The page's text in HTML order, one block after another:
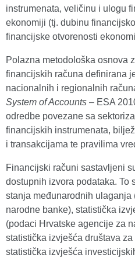
instrumenata, veličinu i ulogu
ekonomiji (tj. dubinu
financijske otvorenosti
Polazna metodološka osnova
financijskih računa definirana
nacionalnih i regionalnih
System of Accounts – ESA
odredbe povezane sa
financijskih instrumenata,
i transakcijama te pravilima
Financijski računi sastavljeni
dostupnih izvora podataka. To
stanja međunarodnih ulaganja
narodne banke), statistička
(podaci Hrvatske agencije za
statistička izvješća društava
statistička izvješća